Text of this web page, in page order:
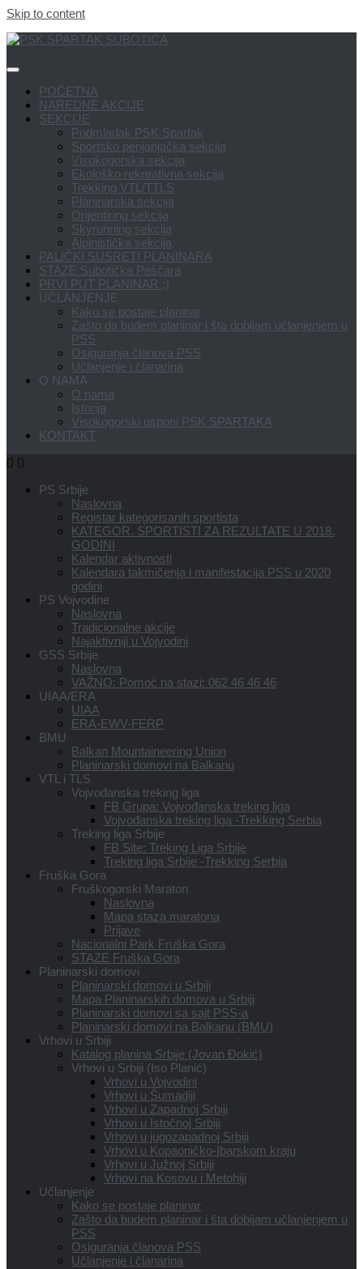
Skip to content
POČETNA
NAREDNE AKCIJE
SEKCIJE
Podmladak PSK Spartak
Sportsko penjanjačka sekcija
Visokogorska sekcija
Ekološko rekreativna sekcija
Trekking VTL/TTLS
Planinarska sekcija
Orijentiring sekcija
Skyrunning sekcija
Alpinistička sekcija
PALIČKI SUSRETI PLANINARA
STAZE Subotička Peščara
PRVI PUT PLANINAR ;)
UČLANJENJE
Kako se postaje planinar
Zašto da budem planinar i šta dobijam učlanjenjem u
PSS
Osiguranja članova PSS
Učlanjenje i članarina
O NAMA
O nama
Istorija
Visokogorski usponi PSK SPARTAKA
KONTAKT
PS Srbije
Naslovna
Registar kategorisanih sportista
KATEGOR. SPORTISTI ZA REZULTATE U 2018.
GODINI
Kalendar aktivnosti
Kalendara takmičenja i manifestacija PSS u 2020
godini
PS Vojvodine
Naslovna
Tradicionalne akcije
Najaktivniji u Vojvodini
GSS Srbije
Naslovna
VAŽNO: Pomoć na stazi: 062 46 46 46
UIAA/ERA
UIAA
ERA-EWV-FERP
BMU
Balkan Mountaineering Union
Planinarski domovi na Balkanu
VTL i TLS
Vojvođanska treking liga
FB Grupa: Vojvođanska treking liga
Vojvođanska treking liga -Trekking Serbia
Treking liga Srbije
FB Site: Treking Liga Srbije
Treking liga Srbije -Trekking Serbia
Fruška Gora
Fruškogorski Maraton
Naslovna
Mapa staza maratona
Prijave
Nacionalni Park Fruška Gora
STAZE Fruška Gora
Planinarski domovi
Planinarski domovi u Srbiji
Mapa Planinarskih domova u Srbiji
Planinarski domovi sa sajt PSS-a
Planinarski domovi na Balkanu (BMU)
Vrhovi u Srbiji
Katalog planina Srbije (Jovan Đokić)
Vrhovi u Srbiji (Iso Planić)
Vrhovi u Vojvodini
Vrhovi u Šumadiji
Vrhovi u Zapadnoj Srbiji
Vrhovi u Istočnoj Srbiji
Vrhovi u jugozapadnoj Srbiji
Vrhovi u Kopaoničko-Ibarskom kraju
Vrhovi u Južnoj Srbiji
Vrhovi na Kosovu i Metohiji
Učlanjenje
Kako se postaje planinar
Zašto da budem planinar i šta dobijam učlanjenjem u
PSS
Osiguranja članova PSS
Učlanjenje i članarina